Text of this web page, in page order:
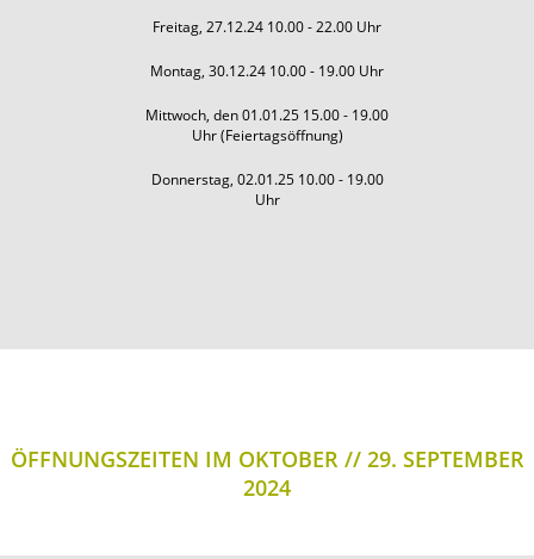
Freitag, 27.12.24 10.00 - 22.00 Uhr
Montag, 30.12.24 10.00 - 19.00 Uhr
Mittwoch, den 01.01.25 15.00 - 19.00
Uhr (Feiertagsöffnung)
Donnerstag, 02.01.25 10.00 - 19.00
Uhr
ÖFFNUNGSZEITEN IM OKTOBER
29. SEPTEMBER
2024